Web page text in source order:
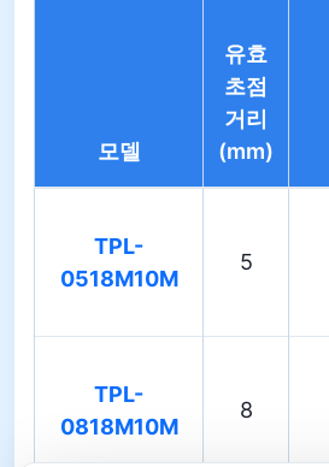
모델
유효
초점
거리
(mm)
TPL-
0518M10M
5
TPL-
0818M10M
8